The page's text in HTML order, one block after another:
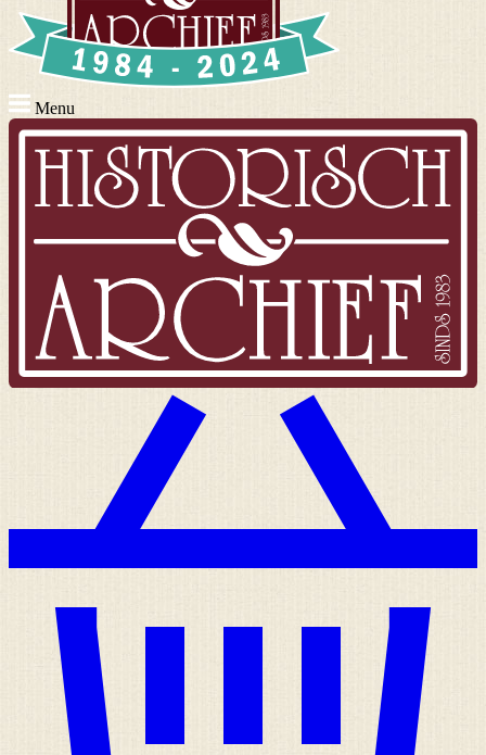
Menu